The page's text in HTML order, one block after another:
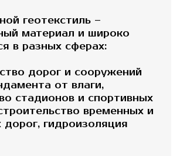
геотекстиль –
материал и широко
в разных сферах:
дорог и сооружений
от влаги,
стадионов и спортивных
временных и
дорог, гидроизоляция